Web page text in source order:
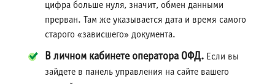
цифра больше нуля, значит, обмен данными
прерван. Там же указывается дата и время самого
старого «зависшего» документа.
В личном кабинете оператора ОФД. Если вы
зайдете в панель управления на сайте вашего